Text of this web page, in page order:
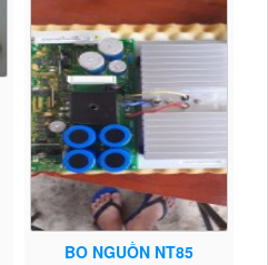
BO NGUỒN NT85